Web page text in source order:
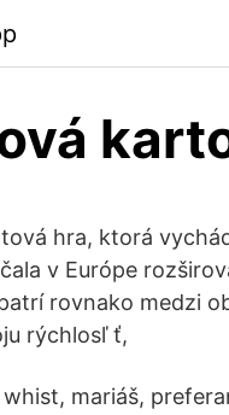
hra, ktorá
v Európe
rovnako medzi
rýchlosľ ť,
mariáš,